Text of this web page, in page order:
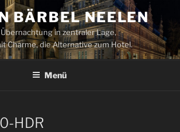
BÄRBEL NEELEN
in zentraler Lage,
Charme, die Alternative zum Hotel.
Menü
HDR